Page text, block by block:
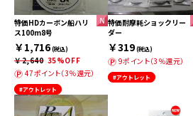
特価HDカーボン船ハリ
ス100m8号
￥1,716(税込)
￥2,640 35%OFF
47ポイント（3％還元）
#アウトレット
特価耐摩耗ショックリー
ダー
￥319(税込)
9ポイント（3％還元）
#アウトレット